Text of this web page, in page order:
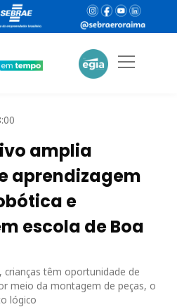
amplia
aprendizagem
e
escola de Boa
crianças têm oportunidade de
meio da montagem de peças, o
lógico